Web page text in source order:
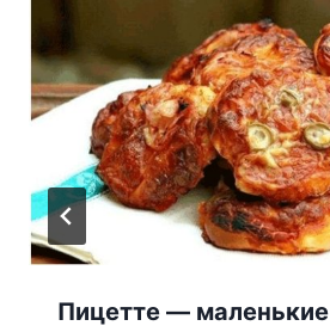
Пицетте — маленькие